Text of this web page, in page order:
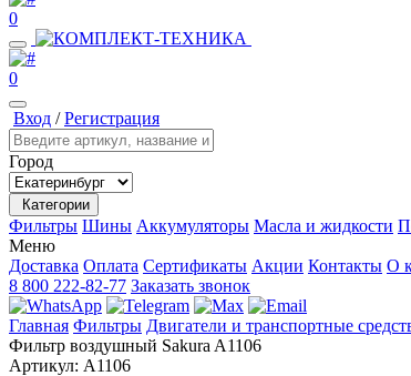
0
0
Вход /Регистрация
Город
Категории
Фильтры Шины Аккумуляторы Масла и жидкости
Меню
Доставка Оплата Сертификаты Акции Контакты О
8 800 222-82-77 Заказать звонок
Главная Фильтры Двигатели и транспортные
Фильтр воздушный Sakura A1106
Артикул: A1106